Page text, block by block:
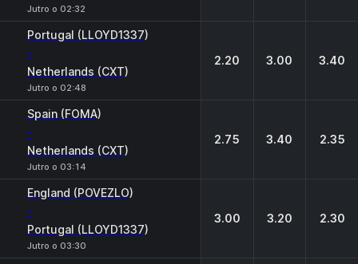
Jutro o 02:32
Portugal (LLOYD1337)
-
Netherlands (CXT)
Jutro o 02:48
2.20 3.00 3.40
Spain (FOMA)
-
Netherlands (CXT)
Jutro o 03:14
2.75 3.40 2.35
England (POVEZLO)
-
Portugal (LLOYD1337)
Jutro o 03:30
3.00 3.20 2.30